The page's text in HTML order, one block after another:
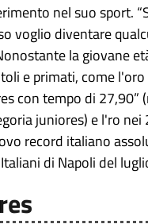
nel suo sport.
voglio diventare
la giovane
e primati, come
con tempo di 27,90”
juniores) e l'ro nei
record italiano
di Napoli del